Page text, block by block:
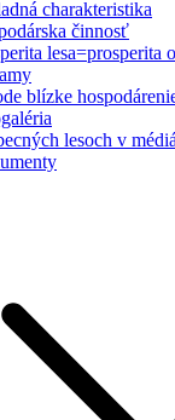
charakteristika
činnosť
lesa=prosperita
blízke
lesoch v